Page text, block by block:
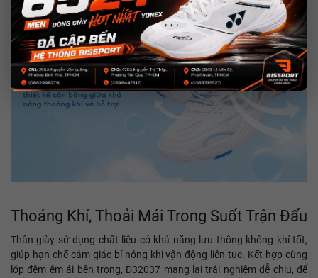
Thoáng Khí, Thoải Mái Trong Suốt Trận Đấu
Thân giày sử dụng chất liệu có khả năng lưu thông không khí tốt,
giúp hạn chế cảm giác bí nóng khi vận động liên tục. Kết hợp cùng
lớp đệm êm ái bên trong, D32037 mang lại trải nghiệm dễ chịu, để